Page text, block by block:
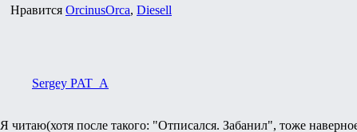
Нравится ОrcinusОrca, Diesell
Sergey PAT_A
Я читаю(хотя после такого: "Отписался. Забанил", тоже